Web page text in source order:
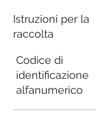
Istruzioni per la
raccolta
Codice di
identificazione
alfanumerico